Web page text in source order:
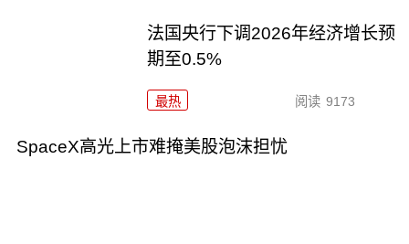
法国央行下调2026年经济增长预
期至0.5%
最热 阅读 9173
SpaceX高光上市难掩美股泡沫担忧